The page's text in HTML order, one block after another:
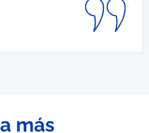
más